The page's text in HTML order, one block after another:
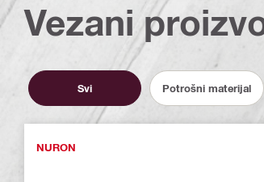
Vezani
Svi Potrošni materijal
NURON